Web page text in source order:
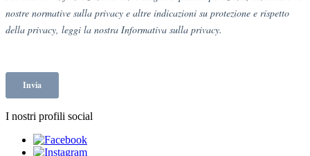
I nostri profili social